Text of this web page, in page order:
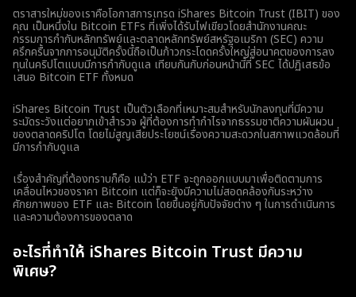
ตราสารใหม่ของเราคือโอกาสการเทรด iShares Bitcoin Trust (IBIT) ของ
คุณ เป็นหนึ่งใน Bitcoin ETFs ที่เพิ่งได้รับไฟเขียวโดยสำนักงานคณะ
กรรมการกำกับหลักทรัพย์และตลาดหลักทรัพย์สหรัฐอเมริกา (SEC) ความ
ครึกครื้นจากการอนุมัติครั้งนี้ถือเป็นก้าวกระโดดครั้งใหญ่สู่อนาคตของการลง
ทุนในคริปโตแบบมีการกำกับดูแล เทียบกันกับก่อนหน้านี้ที่ SEC ได้ปฏิเสธข้อ
เสนอ Bitcoin ETF ทั้งหมด
iShares Bitcoin Trust เป็นตัวเลือกที่เหมาะสมสำหรับนักลงทุนที่มีความ
ระมัดระวังแต่อยากเข้าสำรวจ ผู้ที่ต้องการทำกำไรจากธรรมชาติความผันผวน
ของตลาดคริปโต โดยไม่สูญเสียประโยชน์เรื่องความสะดวกในสภาพแวดล้อมที่
มีการกำกับดูแล
เรื่องสำคัญที่ต้องทราบก็คือ แม้ว่า ETF จะถูกออกแบบมาเพื่อติดตามการ
เคลื่อนไหวของราคา Bitcoin แต่ก็จะยังมีความไม่สอดคล้องกันระหว่าง
ศักยภาพของ ETF และ Bitcoin โดยขึ้นอยู่กับปัจจัยต่าง ๆ ในการดำเนินการ
และความต้องการของตลาด
อะไรที่ทำให้ iShares Bitcoin Trust มีความ
พิเศษ?